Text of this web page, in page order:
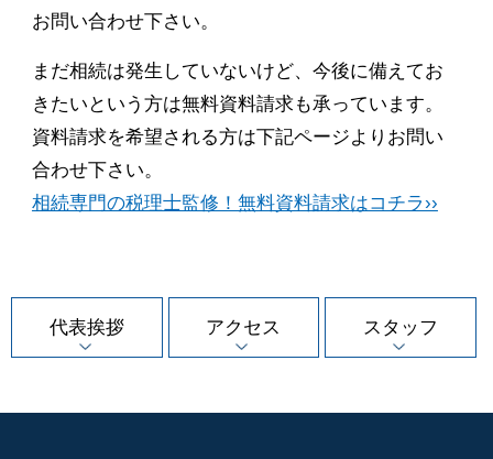
お問い合わせ下さい。
まだ相続は発生していないけど、今後に備えてお
きたいという方は無料資料請求も承っています。
資料請求を希望される方は下記ページよりお問い
合わせ下さい。
相続専門の税理士監修！無料資料請求はコチラ››
代表挨拶 アクセス スタッフ